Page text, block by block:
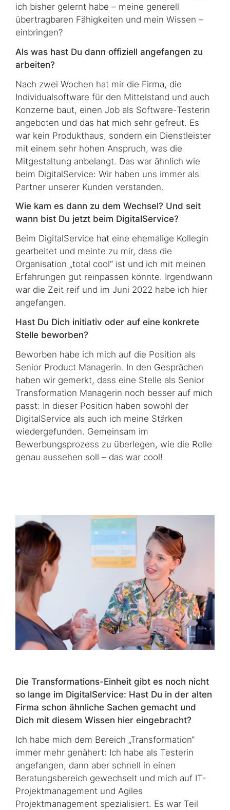
ich bisher gelernt habe – meine generell
übertragbaren Fähigkeiten und mein Wissen –
einbringen?
Als was hast Du dann offiziell angefangen zu
arbeiten?
Nach zwei Wochen hat mir die Firma, die
Individualsoftware für den Mittelstand und auch
Konzerne baut, einen Job als Software-Testerin
angeboten und das hat mich sehr gefreut. Es
war kein Produkthaus, sondern ein Dienstleister
mit einem sehr hohen Anspruch, was die
Mitgestaltung anbelangt. Das war ähnlich wie
beim DigitalService: Wir haben uns immer als
Partner unserer Kunden verstanden.
Wie kam es dann zu dem Wechsel? Und seit
wann bist Du jetzt beim DigitalService?
Beim DigitalService hat eine ehemalige Kollegin
gearbeitet und meinte zu mir, dass die
Organisation „total cool“ ist und ich mit meinen
Erfahrungen gut reinpassen könnte. Irgendwann
war die Zeit reif und im Juni 2022 habe ich hier
angefangen.
Hast Du Dich initiativ oder auf eine konkrete
Stelle beworben?
Beworben habe ich mich auf die Position als
Senior Product Managerin. In den Gesprächen
haben wir gemerkt, dass eine Stelle als Senior
Transformation Managerin noch besser auf mich
passt: In dieser Position haben sowohl der
DigitalService als auch ich meine Stärken
wiedergefunden. Gemeinsam im
Bewerbungsprozess zu überlegen, wie die Rolle
genau aussehen soll – das war cool!
Die Transformations-Einheit gibt es noch nicht
so lange im DigitalService: Hast Du in der alten
Firma schon ähnliche Sachen gemacht und
Dich mit diesem Wissen hier eingebracht?
Ich habe mich dem Bereich „Transformation“
immer mehr genähert: Ich habe als Testerin
angefangen, dann aber schnell in einen
Beratungsbereich gewechselt und mich auf IT-
Projektmanagement und Agiles
Projektmanagement spezialisiert. Es war Teil